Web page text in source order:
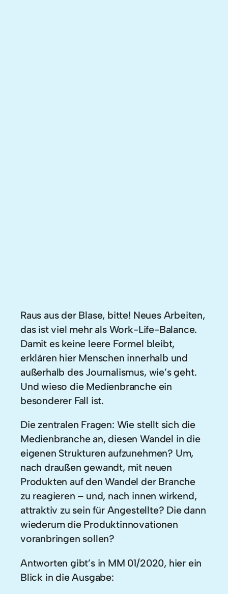
Raus aus der Blase, bitte! Neues Arbeiten,
das ist viel mehr als Work-Life-Balance.
Damit es keine leere Formel bleibt,
erklären hier Menschen innerhalb und
außerhalb des Journalismus, wie’s geht.
Und wieso die Medienbranche ein
besonderer Fall ist.
Die zentralen Fragen: Wie stellt sich die
Medienbranche an, diesen Wandel in die
eigenen Strukturen aufzunehmen? Um,
nach draußen gewandt, mit neuen
Produkten auf den Wandel der Branche
zu reagieren – und, nach innen wirkend,
attraktiv zu sein für Angestellte? Die dann
wiederum die Produktinnovationen
voranbringen sollen?
Antworten gibt’s in MM 01/2020, hier ein
Blick in die Ausgabe: